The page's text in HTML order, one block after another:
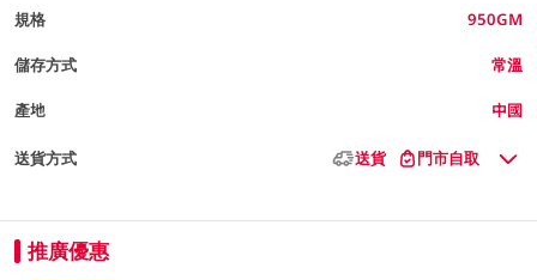
規格 950GM
儲存方式 常溫
產地 中國
送貨方式 送貨 門市自取
推廣優惠